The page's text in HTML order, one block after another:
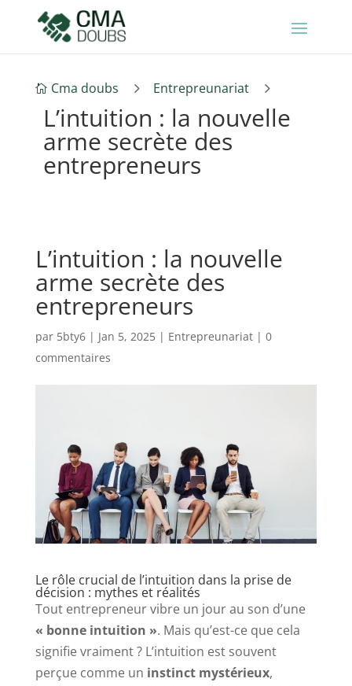
 Cma doubs 5 Entrepreunariat 5
L’intuition : la nouvelle
arme secrète des
entrepreneurs
L’intuition : la nouvelle
arme secrète des
entrepreneurs
par 5bty6| Jan 5, 2025| Entrepreunariat| 0
commentaires
Le rôle crucial de l’intuition dans la prise de
décision : mythes et réalités
Tout entrepreneur vibre un jour au son d’une
« bonne intuition ». Mais qu’est-ce que cela
signifie vraiment ? L’intuition est souvent
perçue comme un instinct mystérieux,